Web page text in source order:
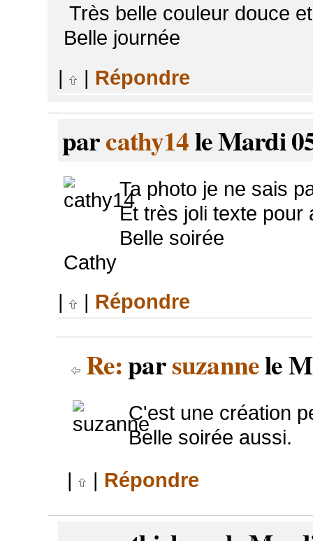
Très belle couleur douce
Belle journée
|
| Répondre
parcathy14le Mardi
Ta photo je ne sais
Et très joli texte pour
Belle soirée
Cathy
|
| Répondre
Re:parsuzannele
C'est une création
Belle soirée aussi.
|
| Répondre